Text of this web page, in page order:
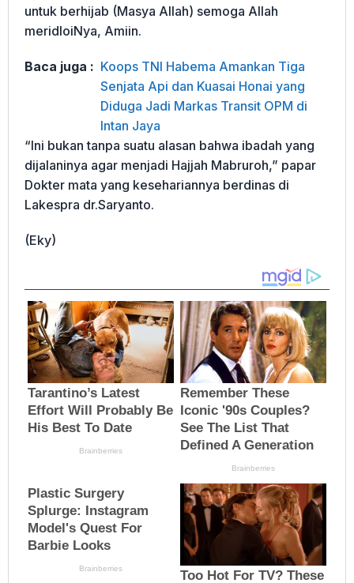
untuk berhijab (Masya Allah) semoga Allah
meridloiNya, Amiin.
Baca juga : Koops TNI Habema Amankan Tiga
Senjata Api dan Kuasai Honai yang
Diduga Jadi Markas Transit OPM di
Intan Jaya
“Ini bukan tanpa suatu alasan bahwa ibadah yang
dijalaninya agar menjadi Hajjah Mabruroh,” papar
Dokter mata yang kesehariannya berdinas di
Lakespra dr.Saryanto.
(Eky)